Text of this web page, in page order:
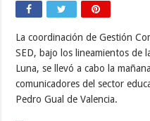
La coordinación de Gestión
SED, bajo los lineamientos de
Luna, se llevó a cabo la
comunicadores del sector
Pedro Gual de Valencia.